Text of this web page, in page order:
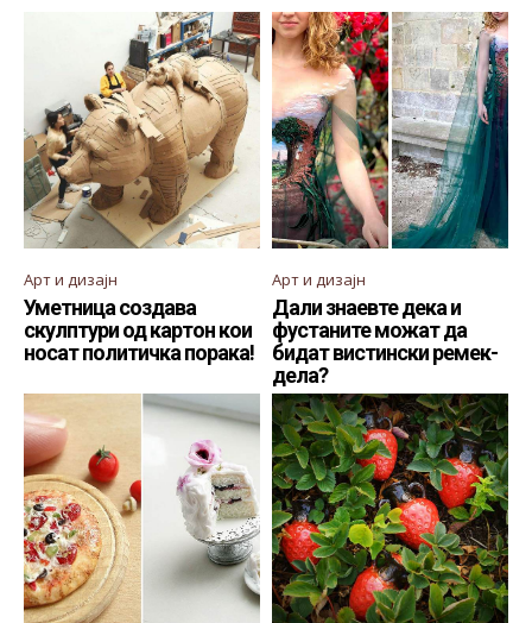
Арт и дизајн
Уметница создава
скулптури од картон кои
носат политичка порака!
Арт и дизајн
Дали знаевте дека и
фустаните можат да
бидат вистински ремек-
дела?